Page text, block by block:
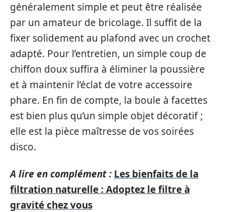
généralement simple et peut être réalisée
par un amateur de bricolage. Il suffit de la
fixer solidement au plafond avec un crochet
adapté. Pour l’entretien, un simple coup de
chiffon doux suffira à éliminer la poussière
et à maintenir l’éclat de votre accessoire
phare. En fin de compte, la boule à facettes
est bien plus qu’un simple objet décoratif ;
elle est la pièce maîtresse de vos soirées
disco.
A lire en complément : Les bienfaits de la
filtration naturelle : Adoptez le filtre à
gravité chez vous